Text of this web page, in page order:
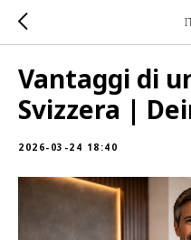
Vantaggi di
Svizzera |
2026-03-24 18:40